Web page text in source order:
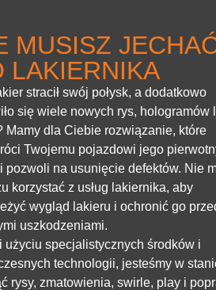
MUSISZ
LAKIERNIKA
stracił swój połysk, a dodatkowo
się wiele nowych rys, hologramów
Mamy dla Ciebie rozwiązanie, które
Twojemu pojazdowi jego
pozwoli na usunięcie defektów. Nie
korzystać z usług lakiernika, aby
wygląd lakieru i ochronić go
uszkodzeniami.
użyciu specjalistycznych środków i
technologii, jesteśmy w
rysy, zmatowienia, swirle, play i